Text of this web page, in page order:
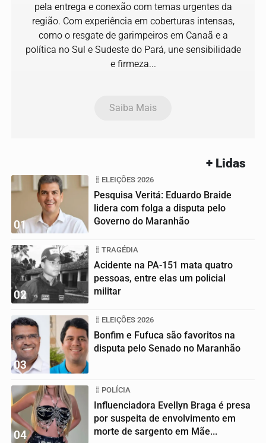
pela entrega e conexão com temas urgentes da
região. Com experiência em coberturas intensas,
como o resgate de garimpeiros em Canaã e a
política no Sul e Sudeste do Pará, une sensibilidade
e firmeza...
Saiba Mais
+ Lidas
01
ELEIÇÕES 2026
Pesquisa Veritá: Eduardo Braide
lidera com folga a disputa pelo
Governo do Maranhão
02
TRAGÉDIA
Acidente na PA-151 mata quatro
pessoas, entre elas um policial
militar
03
ELEIÇÕES 2026
Bonfim e Fufuca são favoritos na
disputa pelo Senado no Maranhão
04
POLÍCIA
Influenciadora Evellyn Braga é presa
por suspeita de envolvimento em
morte de sargento em Mãe...